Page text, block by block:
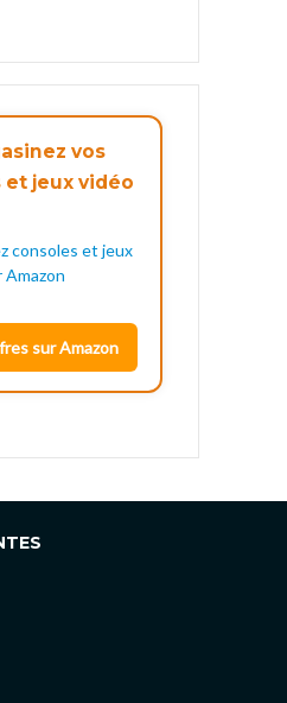
vos
et jeux vidéo
sur Amazon